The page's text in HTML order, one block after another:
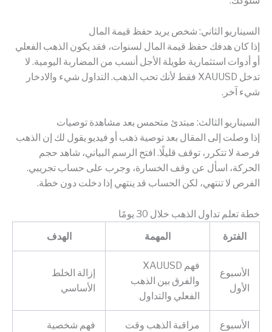
السيناريو الثاني: شخص يريد حفظ قيمة المال
إذا كان هدفك حفظ قيمة المال لسنوات، فقد يكون الذهب الفعلي
أو أدوات استثمارية طويلة الأجل أنسب من المضاربة اليومية. لا
تدخل XAUUSD فقط لأنك تحب الذهب. التداول شيء والادخار
شيء آخر.
السيناريو الثالث: مبتدئ متحمس بعد مشاهدة توصيات
إذا وصلت إلى المقال بعد توصية ذهب أو فيديو يقول لك إن الذهب
فرصة لا تتكرر، توقف قليلًا. افتح الرسم البياني، شاهد حجم
الحركة، اسأل عن وقف الخسارة، وجرب على حساب تجريبي.
الفرص لا تنتهي، لكن الحساب قد ينتهي إذا دخلت دون خطة.
خطة تعلم تداول الذهب خلال 30 يومًا
الفترة
المهمة الهدف
الأسبوع
الأول
فهم XAUUSD
والفرق بين الذهب
الفعلي والتداول
إزالة الخلط
الأساسي
الأسبوع
مراقبة الذهب وقت
فهم شخصية